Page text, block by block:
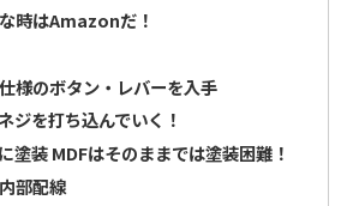
時はAmazonだ！
様のボタン・レバーを入手
ジを打ち込んでいく！
塗装 MDFはそのままでは塗装困難！
部配線